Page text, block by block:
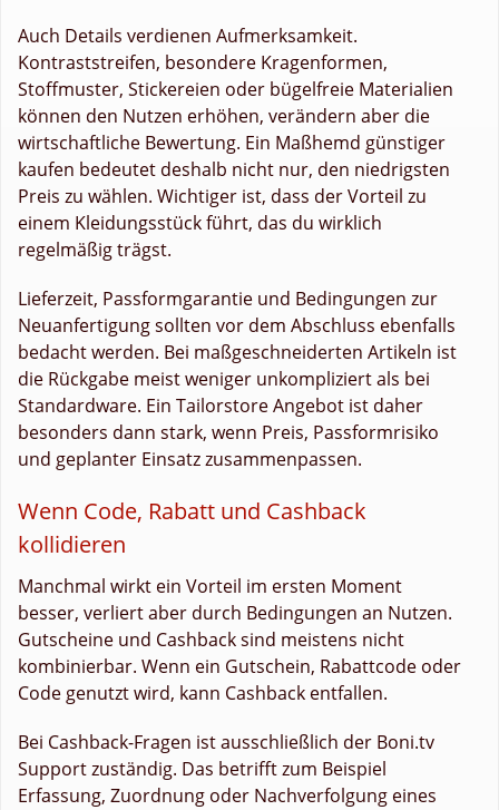
Auch Details verdienen Aufmerksamkeit.
Kontraststreifen, besondere Kragenformen,
Stoffmuster, Stickereien oder bügelfreie Materialien
können den Nutzen erhöhen, verändern aber die
wirtschaftliche Bewertung. Ein Maßhemd günstiger
kaufen bedeutet deshalb nicht nur, den niedrigsten
Preis zu wählen. Wichtiger ist, dass der Vorteil zu
einem Kleidungsstück führt, das du wirklich
regelmäßig trägst.
Lieferzeit, Passformgarantie und Bedingungen zur
Neuanfertigung sollten vor dem Abschluss ebenfalls
bedacht werden. Bei maßgeschneiderten Artikeln ist
die Rückgabe meist weniger unkompliziert als bei
Standardware. Ein Tailorstore Angebot ist daher
besonders dann stark, wenn Preis, Passformrisiko
und geplanter Einsatz zusammenpassen.
Wenn Code, Rabatt und Cashback
kollidieren
Manchmal wirkt ein Vorteil im ersten Moment
besser, verliert aber durch Bedingungen an Nutzen.
Gutscheine und Cashback sind meistens nicht
kombinierbar. Wenn ein Gutschein, Rabattcode oder
Code genutzt wird, kann Cashback entfallen.
Bei Cashback-Fragen ist ausschließlich der Boni.tv
Support zuständig. Das betrifft zum Beispiel
Erfassung, Zuordnung oder Nachverfolgung eines